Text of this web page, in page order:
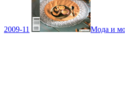
2009-11 Мода и